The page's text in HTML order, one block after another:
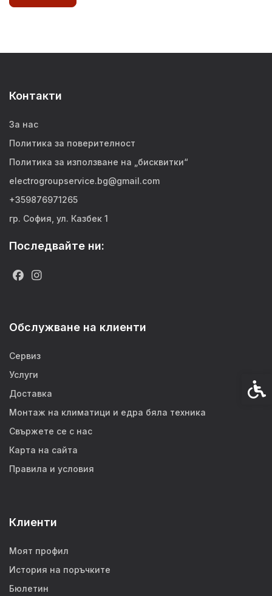
Контакти
За нас
Политика за поверителност
Политика за използване на „бисквитки“
electrogroupservice.bg@gmail.com
+359876971265
гр. София, ул. Казбек 1
Последвайте ни:
Обслужване на клиенти
Сервиз
Услуги
Доставка
Монтаж на климатици и едра бяла техника
Свържете се с нас
Карта на сайта
Правила и условия
Клиенти
Моят профил
История на поръчките
Бюлетин